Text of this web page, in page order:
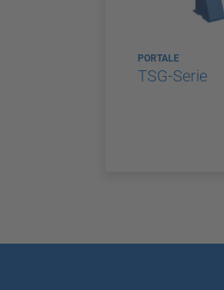
PORTALE
TSG-Serie